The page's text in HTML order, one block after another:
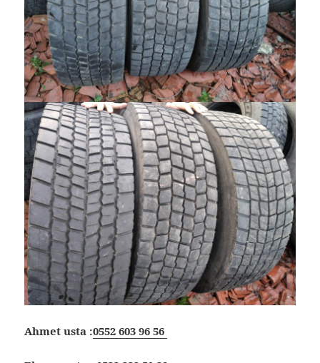
Ahmet usta :0552 603 96 56